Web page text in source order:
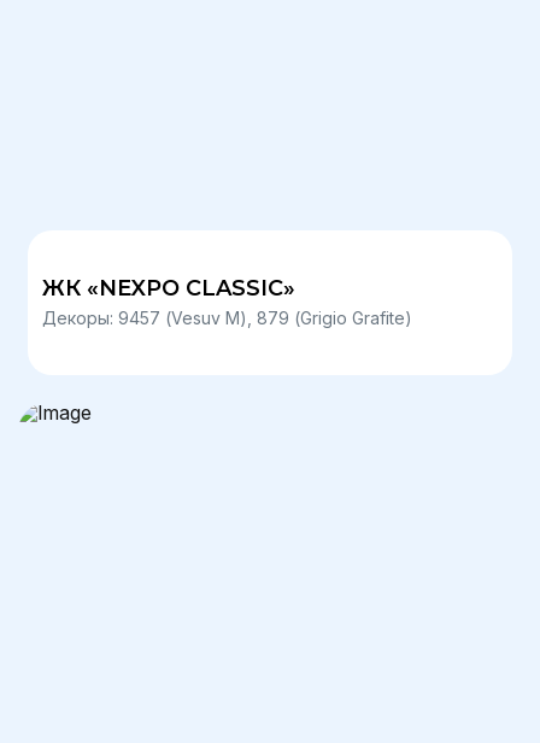
ЖК «NEXPO CLASSIC»
Декоры: 9457 (Vesuv М), 879 (Grigio Grafite)